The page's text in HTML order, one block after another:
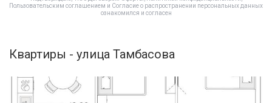
Пользовательским соглашением и Согласие о распространении персональных данных
ознакомился и согласен
Квартиры - улица Тамбасова